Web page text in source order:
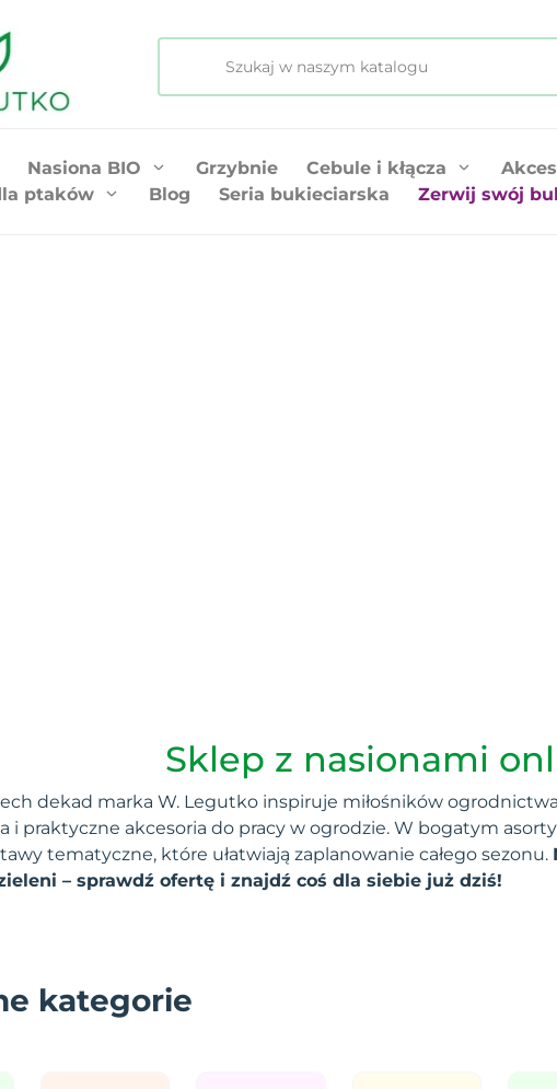
Nasiona BIO Grzybnie Cebule i kłącza
ptaków
Blog Seria bukieciarska Zerwij swój
Sklep z nasionami
dekad marka W. Legutko inspiruje miłośników
i praktyczne akcesoria do pracy w ogrodzie. W bogatym
tematyczne, które ułatwiają zaplanowanie całego sezonu.
– sprawdź ofertę i znajdź coś dla siebie już dziś!
kategorie